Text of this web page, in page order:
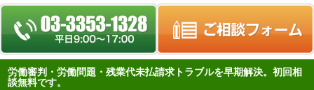
労働審判・労働問題・残業代未払請求トラブルを早期解決。初回相
談無料です。